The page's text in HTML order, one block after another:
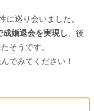
に巡り会いました。
成婚退会を実現し
、後
そうです。
でみてください！